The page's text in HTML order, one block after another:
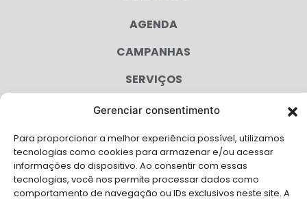
Gerenciar consentimento
Para proporcionar a melhor experiência possível, utilizamos
tecnologias como cookies para armazenar e/ou acessar
informações do dispositivo. Ao consentir com essas
tecnologias, você nos permite processar dados como
comportamento de navegação ou IDs exclusivos neste site. A
AGENDA
CAMPANHAS
SERVIÇOS
FILIADAS
LGPD
FALE CONOSCO
Solicite Apoio Institucional da AMB para o seu evento